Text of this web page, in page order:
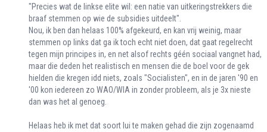
"Precies wat de linkse elite wil: een natie van uitkeringstrekkers die
braaf stemmen op wie de subsidies uitdeelt".
Nou, ik ben dan helaas 100% afgekeurd, en kan vrij weinig, maar
stemmen op links dat ga ik toch echt niet doen, dat gaat regelrecht
tegen mijn principes in, en net alsof rechts géén sociaal vangnet had,
maar die deden het realistisch en mensen die de boel voor de gek
hielden die kregen idd niets, zoals "Socialisten", en in de jaren '90 en
'00 kon iedereen zo WAO/WIA in zonder probleem, als je 3x nieste
dan was het al genoeg.
Helaas heb ik met dat soort lui te maken gehad die zijn zogenaamd